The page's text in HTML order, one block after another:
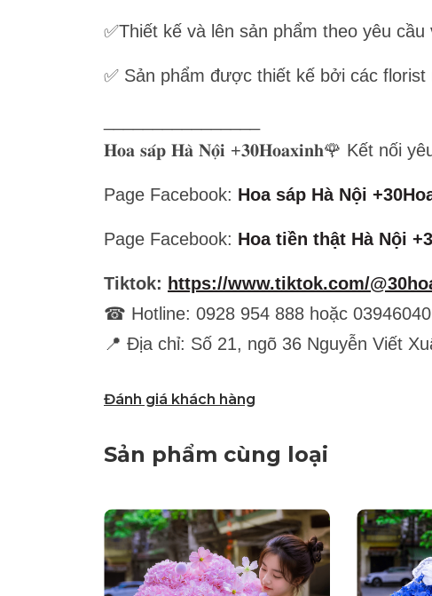
✅Thiết kế và lên sản phẩm theo yêu cầu
✅ Sản phẩm được thiết kế bởi các
𝐇𝐨𝐚 𝐬𝐚́𝐩 𝐇𝐚̀ 𝐍𝐨̣̂𝐢 +𝟑𝟎𝐇𝐨𝐚𝐱𝐢𝐧𝐡🌹 Kết nối
Page Facebook: Hoa sáp Hà Nội
Page Facebook: Hoa tiền thật Hà Nội
Tiktok: https://www.tiktok.com/
☎ Hotline: 0928 954 888 hoặc
📍 Địa chỉ: Số 21, ngõ 36 Nguyễn Viết
Đánh giá khách hàng
Sản phẩm cùng loại